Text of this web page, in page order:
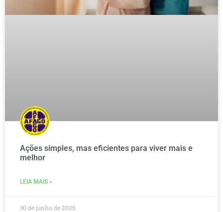
Ações simples, mas eficientes para viver mais e
melhor
LEIA MAIS »
30 de junho de 2025